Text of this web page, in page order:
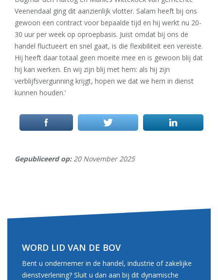
Veenendaal ging dit aanzienlijk vlotter. Salam heeft bij ons
gewoon een contract voor bepaalde tijd en hij werkt nu 20-
30 uur per week op oproepbasis. Juist omdat bij ons de
handel fluctueert en snel gaat, is die flexibiliteit een vereiste.
Hij heeft daar totaal geen moeite mee en is gewoon blij dat
hij kan werken. En wij zijn blij met hem: als hij zijn
verblijfsvergunning krijgt, hopen we dat we hem in dienst
kunnen houden.’
Gepubliceerd op:20 November 2025
WORD LID VAN DE BOV
Bent u ondernemer in de handel, industrie of zakelijke
dienstverlening? Sluit u dan aan bij dit dynamische